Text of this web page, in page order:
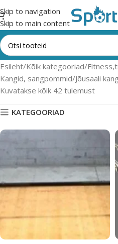
Skip to navigation
Skip to main content
Esileht Kõik kategooriad
Kangid, sangpommid Jõusaali
Kuvatakse kõik 42 tulemust
KATEGOORIAD